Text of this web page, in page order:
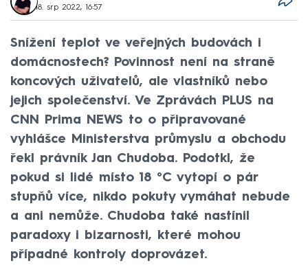
18. srp 2022, 16:57
Snížení teplot ve veřejných budovách i
domácnostech? Povinnost není na straně
koncových uživatelů, ale vlastníků nebo
jejich společenství. Ve Zprávách PLUS na
CNN Prima NEWS to o připravované
vyhlášce Ministerstva průmyslu a obchodu
řekl právník Jan Chudoba. Podotkl, že
pokud si lidé místo 18 °C vytopí o pár
stupňů více, nikdo pokuty vymáhat nebude
a ani nemůže. Chudoba také nastínil
paradoxy i bizarnosti, které mohou
případné kontroly doprovázet.